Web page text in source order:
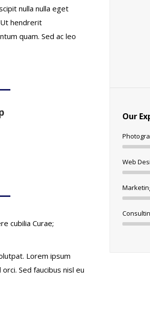
nulla nulla eget
hendrerit
quam. Sed ac leo
cubilia Curae;
Lorem ipsum
Sed faucibus nisl eu
Our
Web